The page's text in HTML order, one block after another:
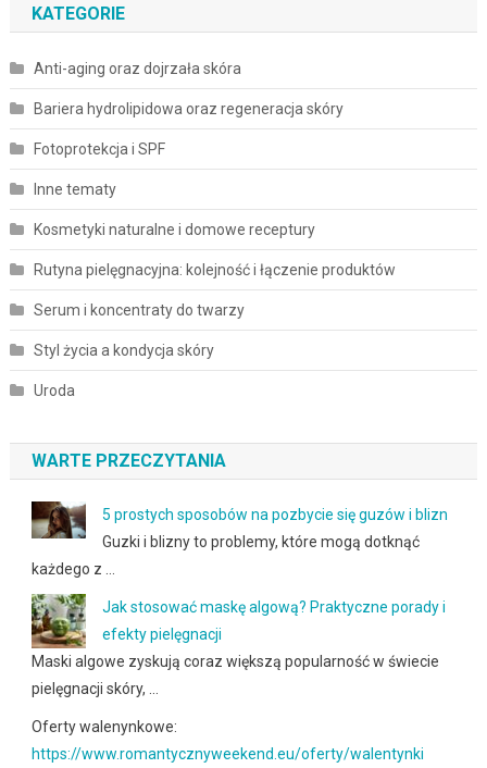
KATEGORIE
Anti-aging oraz dojrzała skóra
Bariera hydrolipidowa oraz regeneracja skóry
Fotoprotekcja i SPF
Inne tematy
Kosmetyki naturalne i domowe receptury
Rutyna pielęgnacyjna: kolejność i łączenie produktów
Serum i koncentraty do twarzy
Styl życia a kondycja skóry
Uroda
WARTE PRZECZYTANIA
5 prostych sposobów na pozbycie się guzów i blizn
Guzki i blizny to problemy, które mogą dotknąć
każdego z …
Jak stosować maskę algową? Praktyczne porady i
efekty pielęgnacji
Maski algowe zyskują coraz większą popularność w świecie
pielęgnacji skóry, …
Oferty walenynkowe:
https://www.romantycznyweekend.eu/oferty/walentynki